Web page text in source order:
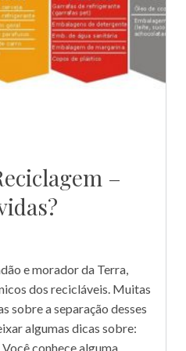
–
e morador da Terra,
dos recicláveis. Muitas
sobre a separação desses
algumas dicas sobre:
conhece alguma